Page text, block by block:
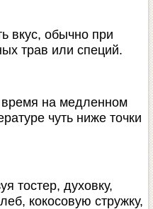
вкус, обычно при
трав или специй.
на медленном
чуть ниже точки
тостер, духовку,
кокосовую стружку,